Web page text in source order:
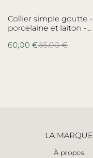
%
Collier simple goutte -
porcelaine et laiton -
Pirkenhammer
60,00 €65,00 €
LA MARQUE
À propos